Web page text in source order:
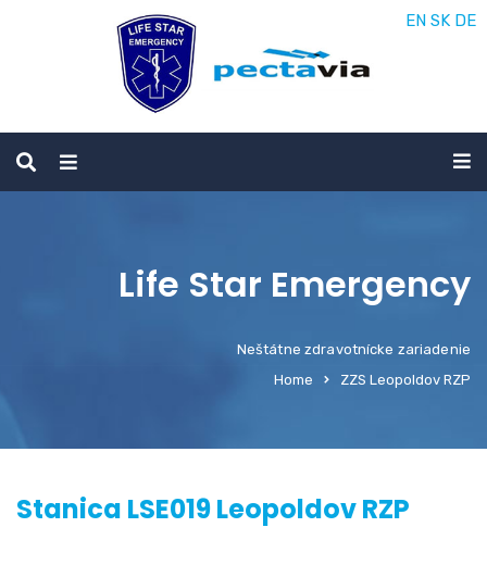
Life Star Emergency
Neštátne zdravotnícke zariadenie
Home
ZZS Leopoldov RZP
Stanica LSE019 Leopoldov RZP
EN SK DE